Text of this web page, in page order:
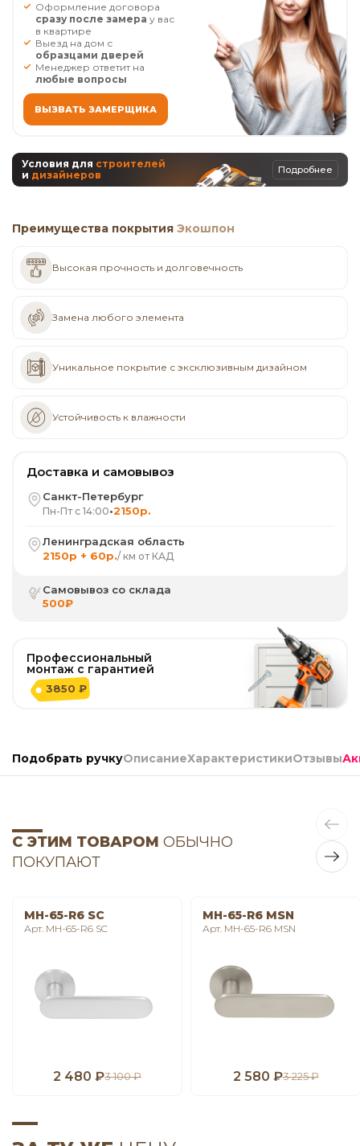
Оформление договора
сразу после замера у вас
в квартире
Выезд на дом с
образцами дверей
Менеджер ответит на
любые вопросы
ВЫЗВАТЬ ЗАМЕРЩИКА
Условия для строителей
и дизайнеров Подробнее
Преимущества покрытия Экошпон
Высокая прочность и долговечность
Замена любого элемента
Уникальное покрытие с эксклюзивным дизайном
Устойчивость к влажности
Доставка и самовывоз
Санкт-Петербург
Пн-Пт с 14:00•2150р.
Ленинградская область
2150р + 60р./ км от КАД
Самовывоз со склада
500₽
Профессиональный
монтаж с гарантией
3850 ₽
Подобрать ручкуОписаниеХарактеристикиОтзывы
С ЭТИМ ТОВАРОМ ОБЫЧНО
ПОКУПАЮТ
MH-65-R6 SC
Арт. MH-65-R6 SC
2 480 ₽3 100 ₽
MH-65-R6 MSN
Арт. MH-65-R6 MSN
2 580 ₽3 225 ₽